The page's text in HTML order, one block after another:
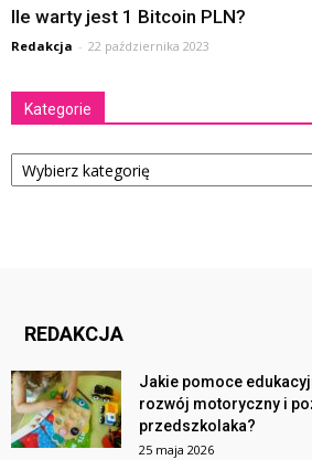
Ile warty jest 1 Bitcoin PLN?
Redakcja - 22 października 2023
Kategorie
Kategorie
REDAKCJA
Jakie pomoce
rozwój motoryczny i
przedszkolaka?
25 maja 2026